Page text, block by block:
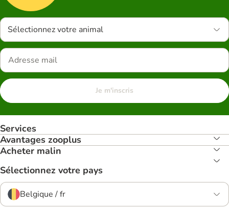
Sélectionnez votre animal
Je m'inscris
Services
Avantages zooplus
Acheter malin
Sélectionnez votre pays
Belgique / fr